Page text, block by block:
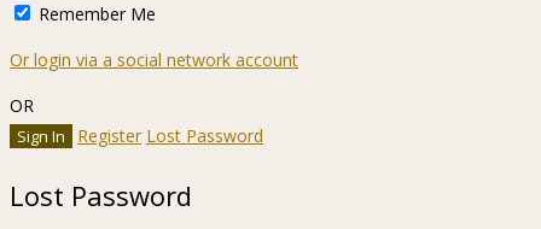
Remember Me
Or login via a social network account
OR
Register Lost Password
Lost Password